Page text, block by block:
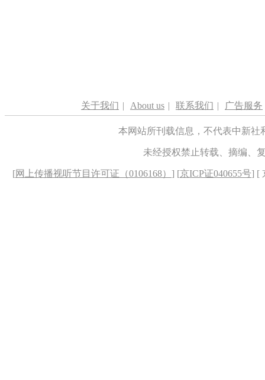
关于我们 | About us | 联系我们 | 广告服务
本网站所刊载信息，不代表中新
未经授权禁止转载、摘编、
[网上传播视听节目许可证（0106168） ] [京ICP证040655号] [